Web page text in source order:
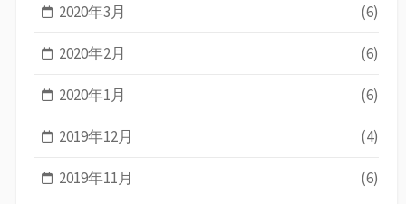
2020年3月 (6)
2020年2月 (6)
2020年1月 (6)
2019年12月 (4)
2019年11月 (6)